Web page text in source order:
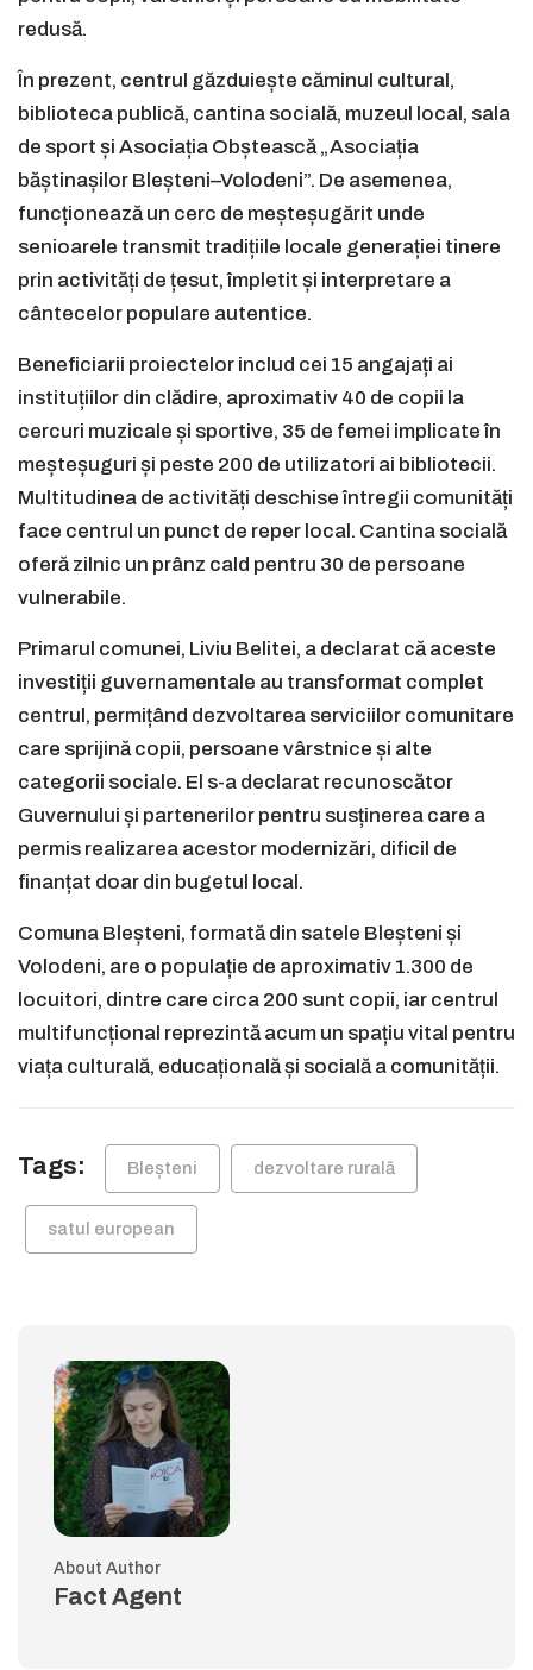
redusă.
În prezent, centrul găzduiește căminul cultural,
biblioteca publică, cantina socială, muzeul local, sala
de sport și Asociația Obștească „Asociația
băștinașilor Bleșteni–Volodeni”. De asemenea,
funcționează un cerc de meșteșugărit unde
senioarele transmit tradițiile locale generației tinere
prin activități de țesut, împletit și interpretare a
cântecelor populare autentice.
Beneficiarii proiectelor includ cei 15 angajați ai
instituțiilor din clădire, aproximativ 40 de copii la
cercuri muzicale și sportive, 35 de femei implicate în
meșteșuguri și peste 200 de utilizatori ai bibliotecii.
Multitudinea de activități deschise întregii comunități
face centrul un punct de reper local. Cantina socială
oferă zilnic un prânz cald pentru 30 de persoane
vulnerabile.
Primarul comunei, Liviu Belitei, a declarat că aceste
investiții guvernamentale au transformat complet
centrul, permițând dezvoltarea serviciilor comunitare
care sprijină copii, persoane vârstnice și alte
categorii sociale. El s-a declarat recunoscător
Guvernului și partenerilor pentru susținerea care a
permis realizarea acestor modernizări, dificil de
finanțat doar din bugetul local.
Comuna Bleșteni, formată din satele Bleșteni și
Volodeni, are o populație de aproximativ 1.300 de
locuitori, dintre care circa 200 sunt copii, iar centrul
multifuncțional reprezintă acum un spațiu vital pentru
viața culturală, educațională și socială a comunității.
Tags: Bleșteni dezvoltare rurală
satul european
About Author
Fact Agent